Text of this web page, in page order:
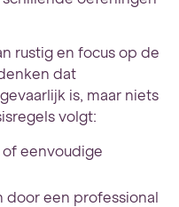
rustig en focus op de
dat
is, maar niets
volgt:
eenvoudige
door een professional